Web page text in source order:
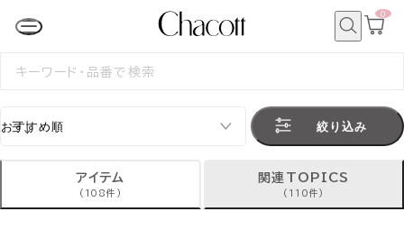
カ
0
検
絞り込み
アイテム
(108件)
関連TOPICS
(110件)